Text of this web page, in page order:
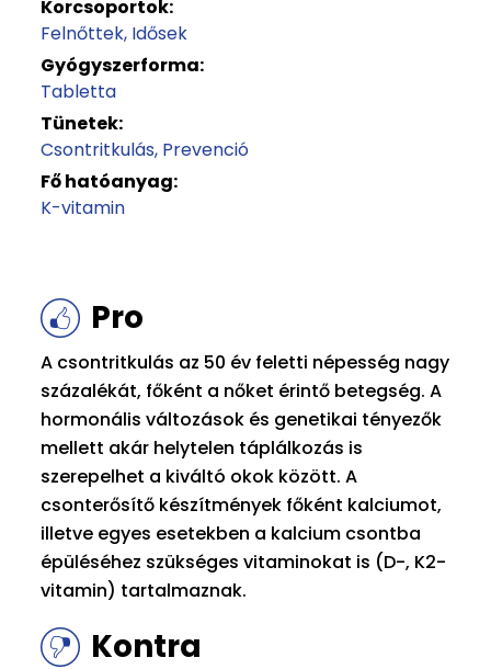
Korcsoportok:
Felnőttek Idősek
Gyógyszerforma:
Tabletta
Tünetek:
Csontritkulás Prevenció
Fő hatóanyag:
K-vitamin
Pro
A csontritkulás az 50 év feletti népesség nagy
százalékát, főként a nőket érintő betegség. A
hormonális változások és genetikai tényezők
mellett akár helytelen táplálkozás is
szerepelhet a kiváltó okok között. A
csonterősítő készítmények főként kalciumot,
illetve egyes esetekben a kalcium csontba
épüléséhez szükséges vitaminokat is (D-, K2-
vitamin) tartalmaznak.
Kontra